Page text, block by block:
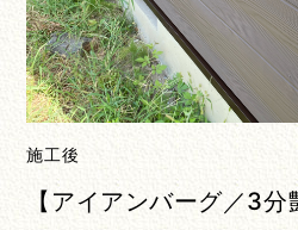
施工後
【アイアンバーグ／3分